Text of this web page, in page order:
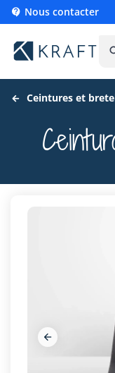
 Nous contacter
Ceintures et

